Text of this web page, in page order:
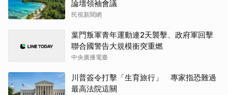
論壇領袖會議
民視新聞網
葉門叛軍青年運動連2天襲擊、政府軍回擊
聯合國警告大規模衝突重燃
中央廣播電臺
川普簽令打擊「生育旅行」 專家指恐難過
最高法院這關